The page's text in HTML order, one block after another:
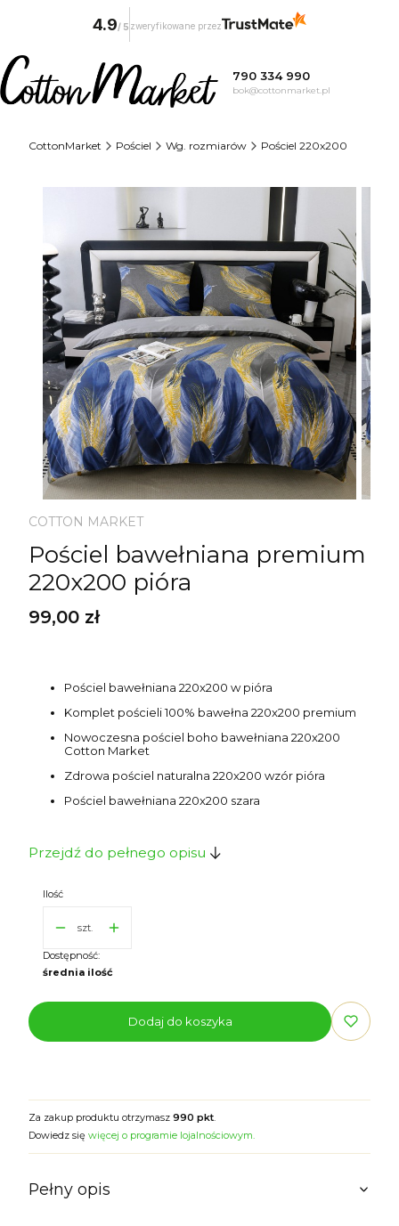
790 334 990
bok@cottonmarket.pl
CottonMarket Pościel Wg. rozmiarów Pościel 220x200
COTTON MARKET
Pościel bawełniana premium
220x200 pióra
Cena
99,00 zł
Pościel bawełniana 220x200 w pióra
Komplet pościeli 100% bawełna 220x200 premium
Nowoczesna pościel boho bawełniana 220x200
Cotton Market
Zdrowa pościel naturalna 220x200 wzór pióra
Pościel bawełniana 220x200 szara
Przejdź do pełnego opisu
Ilość
szt.
Dostępność:
średnia ilość
Dodaj do koszyka
Za zakup produktu otrzymasz 990 pkt.
Dowiedz się więcej o programie lojalnościowym.
Pełny opis
4.9/ 5 zweryfikowane przez